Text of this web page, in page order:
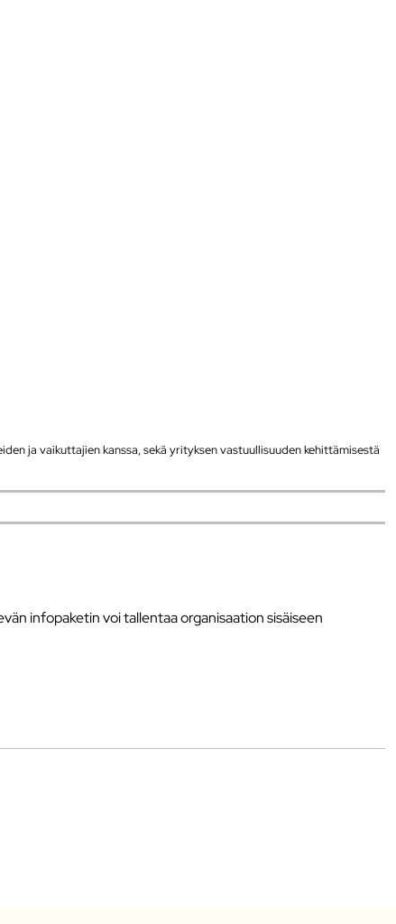
ja vaikuttajien kanssa, sekä yrityksen vastuullisuuden kehittämisestä
infopaketin voi tallentaa organisaation sisäiseen